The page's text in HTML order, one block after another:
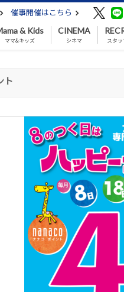
催事開催はこちら
& Kids
ママ&キッズ
CINEMA
シネマ スタ
ト